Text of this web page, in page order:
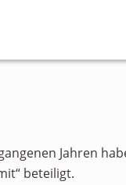
Jahren
beteiligt.